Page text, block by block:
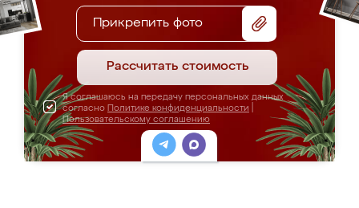
Прикрепить фото
Рассчитать стоимость
Я соглашаюсь на передачу персональных данных
согласно Политике конфиденциальности
Пользовательскому соглашению